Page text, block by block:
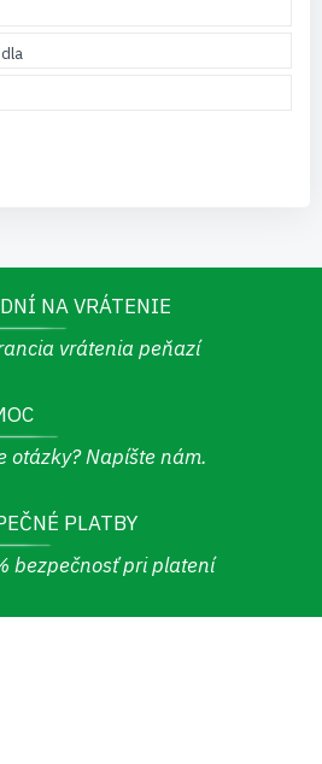
NA VRÁTENIE
vrátenia peňazí
otázky? Napíšte nám.
PLATBY
bezpečnosť pri platení